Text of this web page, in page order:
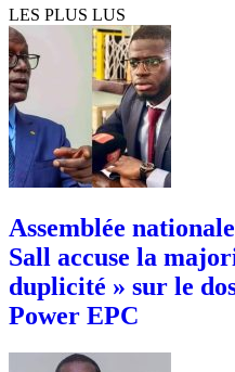
LES PLUS LUS
Assemblée
Sall accuse la
duplicité » sur le
Power EPC